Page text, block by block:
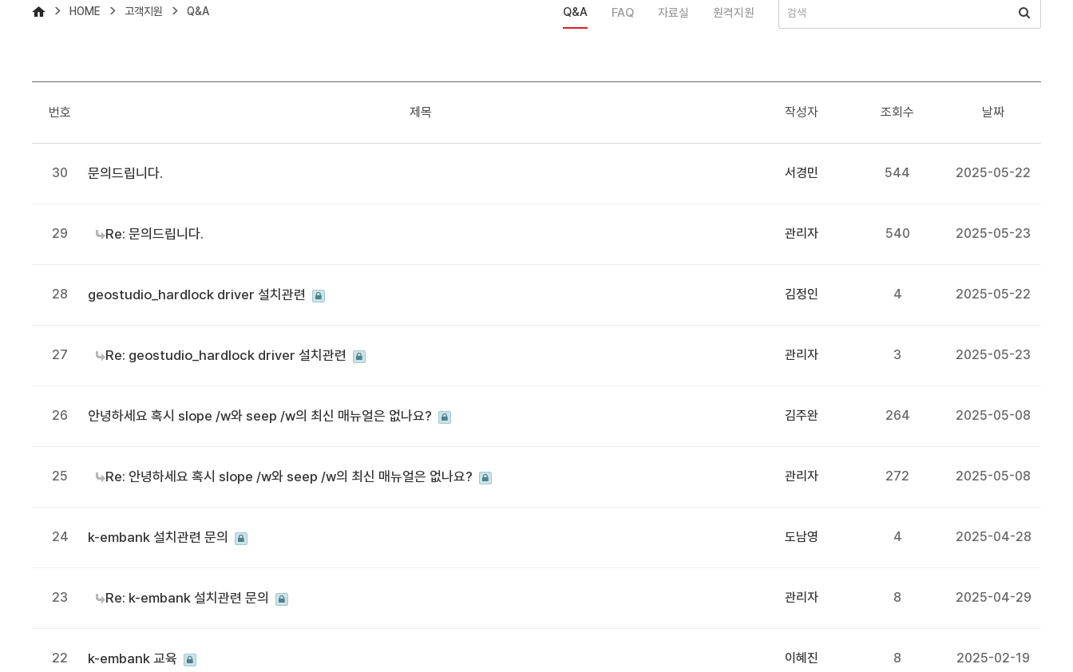
> HOME > 고객지원 > Q&A Q&A FAQ 자료실 원격지원
번호 제목 작성자 조회수 날짜
30 문의드립니다. 서경민 544 2025-05-22
29 Re: 문의드립니다. 관리자 540 2025-05-23
28 geostudio_hardlock driver 설치관련 김정인 4 2025-05-22
27 Re: geostudio_hardlock driver 설치관련 관리자 3 2025-05-23
26 안녕하세요 혹시 slope /w와 seep /w의 최신 매뉴얼은 없나요? 김주완 264 2025-05-08
25 Re: 안녕하세요 혹시 slope /w와 seep /w의 최신 매뉴얼은 없나요? 관리자 272 2025-05-08
24 k-embank 설치관련 문의 도남영 4 2025-04-28
23 Re: k-embank 설치관련 문의 관리자 8 2025-04-29
22 k-embank 교육 이혜진 8 2025-02-19